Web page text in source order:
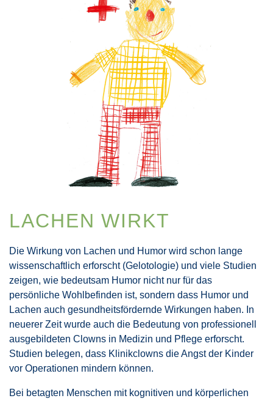
LACHEN WIRKT
Die Wirkung von Lachen und Humor wird schon lange
wissenschaftlich erforscht (Gelotologie) und viele Studien
zeigen, wie bedeutsam Humor nicht nur für das
persönliche Wohlbefinden ist, sondern dass Humor und
Lachen auch gesundheitsfördernde Wirkungen haben. In
neuerer Zeit wurde auch die Bedeutung von professionell
ausgebildeten Clowns in Medizin und Pflege erforscht.
Studien belegen, dass Klinikclowns die Angst der Kinder
vor Operationen mindern können.
Bei betagten Menschen mit kognitiven und körperlichen